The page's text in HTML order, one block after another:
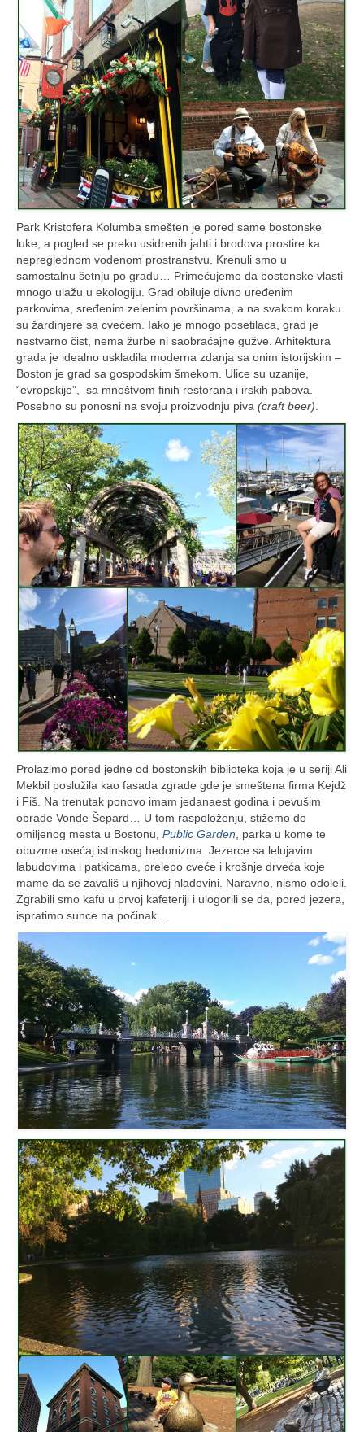
Park Kristofera Kolumba smešten je pored same bostonske
luke, a pogled se preko usidrenih jahti i brodova prostire ka
nepreglednom vodenom prostranstvu. Krenuli smo u
samostalnu šetnju po gradu… Primećujemo da bostonske vlasti
mnogo ulažu u ekologiju. Grad obiluje divno uređenim
parkovima, sređenim zelenim površinama, a na svakom koraku
su žardinjere sa cvećem. Iako je mnogo posetilaca, grad je
nestvarno čist, nema žurbe ni saobraćajne gužve. Arhitektura
grada je idealno uskladila moderna zdanja sa onim istorijskim –
Boston je grad sa gospodskim šmekom. Ulice su uzanije,
“evropskije”, sa mnoštvom finih restorana i irskih pabova.
Posebno su ponosni na svoju proizvodnju piva (craft beer)
Prolazimo pored jedne od bostonskih biblioteka koja je u seriji Ali
Mekbil poslužila kao fasada zgrade gde je smeštena firma Kejdž
i Fiš. Na trenutak ponovo imam jedanaest godina i pevušim
obrade Vonde Šepard… U tom raspoloženju, stižemo do
omiljenog mesta u Bostonu, Public Garden , parka u kome te
obuzme osećaj istinskog hedonizma. Jezerce sa lelujavim
labudovima i patkicama, prelepo cveće i krošnje drveća koje
mame da se zavališ u njihovoj hladovini. Naravno, nismo odoleli.
Zgrabili smo kafu u prvoj kafeteriji i ulogorili se da, pored jezera,
ispratimo sunce na počinak…